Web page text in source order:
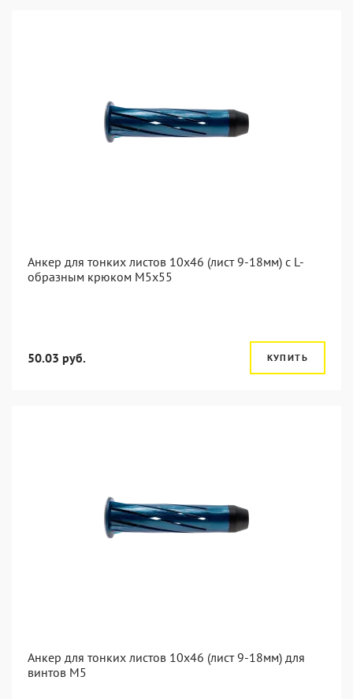
Анкер для тонких листов 10x46 (лист 9-18мм) с L-
образным крюком M5x55
50.03 руб. КУПИТЬ
Анкер для тонких листов 10x46 (лист 9-18мм) для
винтов M5